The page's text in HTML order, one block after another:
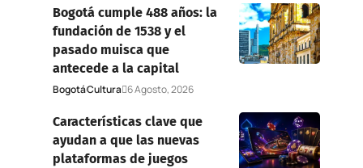
Bogotá cumple 488 años: la
fundación de 1538 y el
pasado muisca que
antecede a la capital
BogotáCultura 6 Agosto, 2026
Características clave que
ayudan a que las nuevas
plataformas de juegos